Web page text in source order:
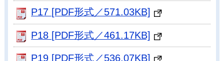
P17 [PDF形式／571.03KB]
P18 [PDF形式／461.17KB]
P19 [PDF形式／536.07KB]